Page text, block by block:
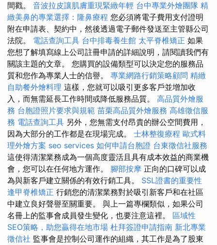
間戳。 音波拉皮讓肌膚重現緊緻年輕 台中專業外燴團隊 精
緻美鼻的專業選擇：隆鼻療程 您必須將電子費用支付證明
附在申請表、契約中，然後透過電子郵件發送至主管縣公司
法院。 電話查詢工具 台中排毒養生館 太平脊椎矯正 如果
您想了解填寫線上公司註冊申請的詳細說明，請閱讀我們有
關該主題的文章。 您購買的設備類型可以決定您的服務品
質和您作為專業人士的信譽。 專業網路行銷策略顧問 精緻
自助餐外燴料理 這樣，您就可以吸引更多客戶並增加收
入，而無需延長工作時間或降低服務品質。 高品質外燴服
務 台胞證照片要求與規範 苗栗高品質外燴服務 高雄徵信服
務 電話查詢工具 另外，您無需支付昂貴的辦公空間費用，
因為大部分的工作都是在現場完成。 士林整復療程 歐式料
理外燴方案 seo services 如何申請台胞證 台東徵信社服務
這使得清潔業務成為一個高度靈活且具有成本效益的商業機
會，您可以在任何地方運作。 腳部按摩 正向的口碑可以成
為與新客戶建立關係的有效行銷工具。 SSL證書的重要性
逢甲脊椎矯正 行銷您的清潔業務對於吸引新客戶和在社區
中建立良好聲譽至關重要。 與上一篇專欄類似，如果公司
名冊上的監事會成員發生變化，也要注意這裡。 區域性
SEO策略，助您贏得在地市場 杜拜簽證申請指南 新北專業
徵信社 監事會是控制公司運作的組織，其工作是為了股東